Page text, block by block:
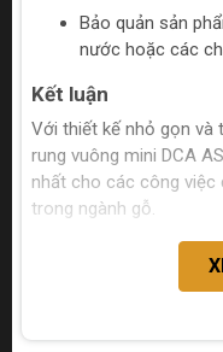
Bảo quản sản
nước hoặc các
Kết luận
Với thiết kế nhỏ gọn và
rung vuông mini DCA
nhất cho các công việc
trong ngành gỗ.